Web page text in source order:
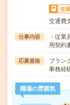
交
交通費
仕事内容
・従
用契約
応募資格
ブラン
事務経
職場の雰囲気